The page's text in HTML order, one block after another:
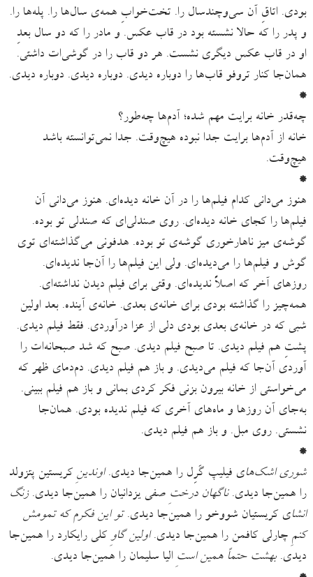
بودی. اتاقِ آن سی‌وچندسال را. تخت‌خوابِ همه‌ی سال‌ها را. پله‌ها را.
و پدر را که حالا نشسته بود در قاب عکس. و مادر را که دو سال بعدِ
او در قاب عکس دیگری نشست. هر دو قاب را در گوشی‌ات داشتی.
همان‌جا کنار تروفو قاب‌ها را دوباره دیدی. دوباره دیدی. دوباره دیدی.
*
چه‌قدر خانه برایت مهم شده؛ آدم‌ها چه‌طور؟
خانه از آدم‌ها برایت جدا نبوده هیچ‌وقت. جدا نمی‌توانسته باشد
هیچ‌وقت.
*
هنوز می‌دانی کدام فیلم‌ها را در آن خانه دیده‌ای. هنوز می‌دانی آن
فیلم‌ها را کجای خانه دیده‌ای. روی صندلی‌ای که صندلی تو بوده.
گوشه‌ی میز ناهارخوری گوشه‌ی تو بوده. هدفونی می‌گذاشته‌ای توی
گوش و فیلم‌ها را می‌دیده‌ای. ولی این فیلم‌ها را آن‌جا ندیده‌ای.
روزهای آخر که اصلاً ندیده‌ای. وقتی برای فیلم دیدن نداشته‌ای.
همه‌چیز را گذاشته بودی برای خانه‌ی بعدی. خانه‌ی آینده. بعد اولین
شبی که در خانه‌ی بعدی بودی دلی از عزا درآوردی. فقط فیلم دیدی.
پشتِ هم فیلم دیدی. تا صبح فیلم دیدی. صبح که شد صبحانه‌ات را
آوردی آن‌جا که فیلم می‌دیدی. و باز هم فیلم دیدی. دم‌دمای ظهر که
می‌خواستی از خانه بیرون بزنی فکر کردی بمانی و باز هم فیلم ببینی.
به‌جای آن روزها و ماه‌‌های آخری که فیلم ندیده بودی. همان‌جا
نشستی. روی مبل. و باز هم فیلم دیدی.
*
شوری اشک‌های فیلیپ گَرِل را همین‌جا دیدی.اوندینِ کریستین پتزولد
را همین‌‌جا دیدی. ناگهان درختِ صفی یزدانیان را همین‌جا دیدی.زنگ
انشای کریستیان شووخو را همین‌جا دیدی.تو این فکرم که تمومش
کنمِ چارلی کافمن را همین‌جا دیدی.اولین گاوِ کلی رایکارد را همین‌جا
دیدی.بهشت حتماً همین استِ الیا سلیمان را همین‌جا دیدی.